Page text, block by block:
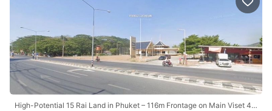
High-Potential 15 Rai Land in Phuket – 116m Frontage on Main Viset 4-Lane Road (Rare Prime Location)